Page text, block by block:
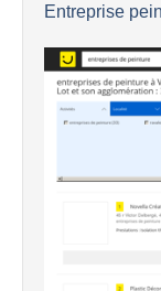
Entreprise